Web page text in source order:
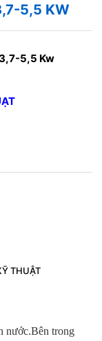
5,5 KW
5,5 Kw
THUẬT
nước.Bên trong